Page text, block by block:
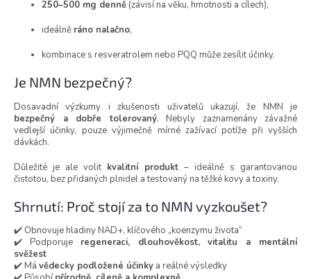
250–500 mg denně (závisí na věku, hmotnosti a cílech),
ideálně ráno nalačno,
kombinace s resveratrolem nebo PQQ může zesílit účinky.
Je NMN bezpečný?
Dosavadní výzkumy i zkušenosti uživatelů ukazují, že NMN je
bezpečný a dobře tolerovaný. Nebyly zaznamenány závažné
vedlejší účinky, pouze výjimečně mírné zažívací potíže při vyšších
dávkách.
Důležité je ale volit kvalitní produkt – ideálně s garantovanou
čistotou, bez přidaných plnidel a testovaný na těžké kovy a toxiny.
Shrnutí: Proč stojí za to NMN vyzkoušet?
✔️ Obnovuje hladiny NAD+, klíčového „koenzymu života“
✔️ Podporuje regeneraci, dlouhověkost, vitalitu a mentální
svěžest
✔️ Má vědecky podložené účinky a reálné výsledky